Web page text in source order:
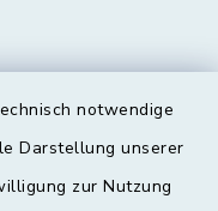
notwendige
Darstellung unserer
zur Nutzung